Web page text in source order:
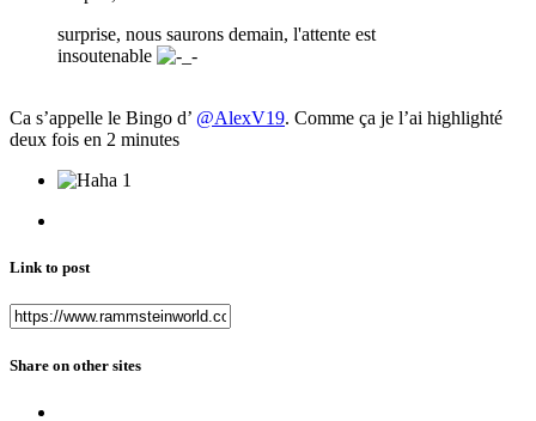
surprise, nous saurons demain, l'attente est
insoutenable
Ca s’appelle le Bingo d’ @AlexV19. Comme ça je l’ai highlighté
deux fois en 2 minutes
1
Link to post
Share on other sites